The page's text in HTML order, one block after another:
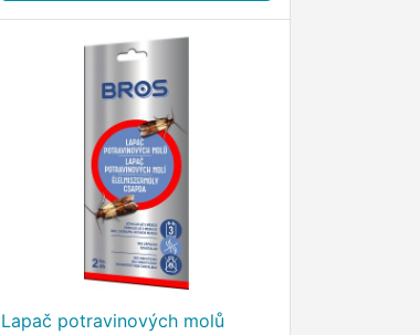
Lapač potravinových molů